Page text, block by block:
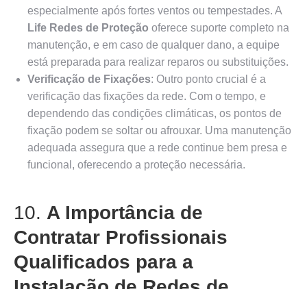
especialmente após fortes ventos ou tempestades. A
Life Redes de Proteção oferece suporte completo na
manutenção, e em caso de qualquer dano, a equipe
está preparada para realizar reparos ou substituições.
Verificação de Fixações: Outro ponto crucial é a
verificação das fixações da rede. Com o tempo, e
dependendo das condições climáticas, os pontos de
fixação podem se soltar ou afrouxar. Uma manutenção
adequada assegura que a rede continue bem presa e
funcional, oferecendo a proteção necessária.
10. A Importância de
Contratar Profissionais
Qualificados para a